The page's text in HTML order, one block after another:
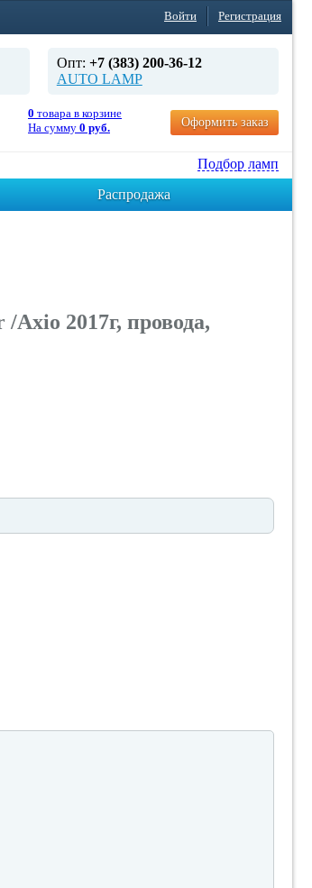
Войти Регистрация
Опт: +7 (383) 200-36-12
AUTO LAMP
0 товара в корзине
На сумму 0 руб. Оформить заказ
Подбор ламп
Распродажа
2017г, провода,